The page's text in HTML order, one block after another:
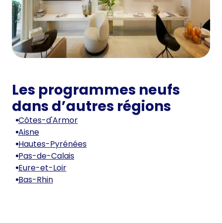
Les programmes neufs
dans d’autres régions
Côtes-d'Armor
Aisne
Hautes-Pyrénées
Pas-de-Calais
Eure-et-Loir
Bas-Rhin